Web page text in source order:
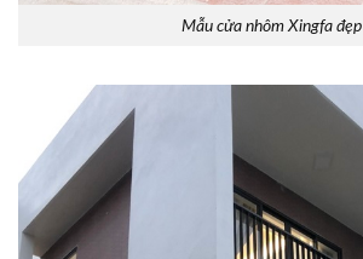
Mẫu cửa nhôm Xingfa đẹp